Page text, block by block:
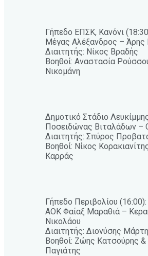
Γήπεδο ΕΠΣΚ, Κανόνι
Μέγας Αλέξανδρος –
Διαιτητής: Νίκος Βραδής
Βοηθοί: Αναστασία
Νικομάνη
Δημοτικό Στάδιο
Ποσειδώνας Βιταλάδων –
Διαιτητής: Σπύρος
Βοηθοί: Νίκος
Καρράς
Γήπεδο Περιβολίου (16:00):
ΑΟΚ Φαίαξ Μαραθιά –
Νικολάου
Διαιτητής: Διονύσης
Βοηθοί: Ζώης Κατσούρης
Παγιάτης